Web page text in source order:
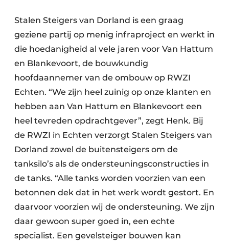
Stalen Steigers van Dorland is een graag
geziene partij op menig infraproject en werkt in
die hoedanigheid al vele jaren voor Van Hattum
en Blankevoort, de bouwkundig
hoofdaannemer van de ombouw op RWZI
Echten. “We zijn heel zuinig op onze klanten en
hebben aan Van Hattum en Blankevoort een
heel tevreden opdrachtgever”, zegt Henk. Bij
de RWZI in Echten verzorgt Stalen Steigers van
Dorland zowel de buitensteigers om de
tanksilo’s als de ondersteuningsconstructies in
de tanks. “Alle tanks worden voorzien van een
betonnen dek dat in het werk wordt gestort. En
daarvoor voorzien wij de ondersteuning. We zijn
daar gewoon super goed in, een echte
specialist. Een gevelsteiger bouwen kan